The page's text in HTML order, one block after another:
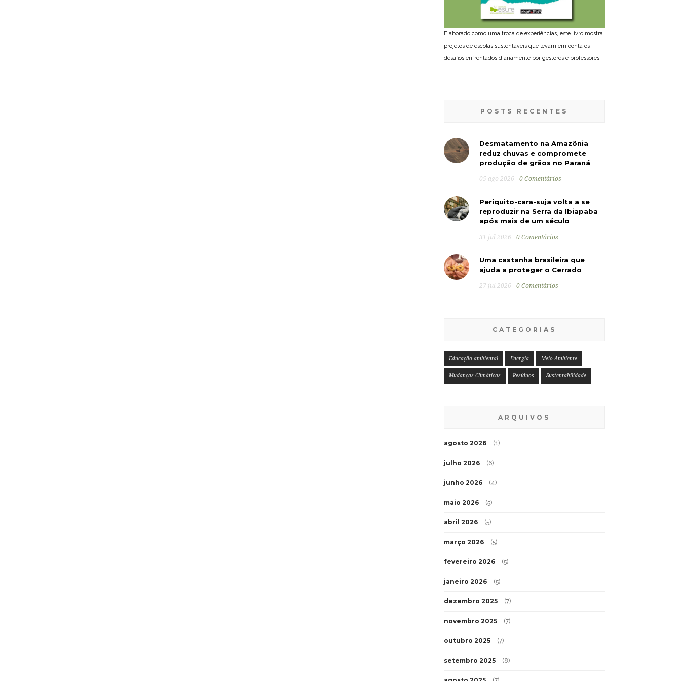
Elaborado como uma troca de experiências, este livro mostra
projetos de escolas sustentáveis que levam em conta os
desafios enfrentados diariamente por gestores e professores.
POSTS RECENTES
Desmatamento na Amazônia
reduz chuvas e compromete
produção de grãos no Paraná
05 ago 2026 0 Comentários
Periquito-cara-suja volta a se
reproduzir na Serra da Ibiapaba
após mais de um século
31 jul 2026 0 Comentários
Uma castanha brasileira que
ajuda a proteger o Cerrado
27 jul 2026 0 Comentários
CATEGORIAS
Educação ambiental Energia Meio Ambiente
Mudanças Climáticas Resíduos Sustentabilidade
ARQUIVOS
agosto 2026 (1)
julho 2026 (6)
junho 2026 (4)
maio 2026 (5)
abril 2026 (5)
março 2026 (5)
fevereiro 2026 (5)
janeiro 2026 (5)
dezembro 2025 (7)
novembro 2025 (7)
outubro 2025 (7)
setembro 2025 (8)